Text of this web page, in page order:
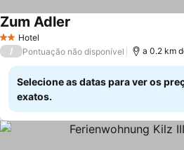
2 Estrelas
Hotel
Zum Adler
/ Pontuação não disponível a 0.2 km
Selecione as datas para ver os
exatos.